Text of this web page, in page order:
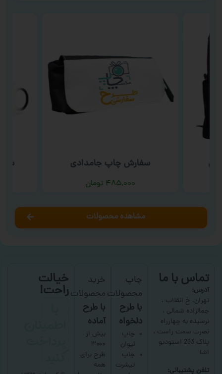
سفارش چاپ جامدادی
۴۸۵,۰۰۰ تومان
مشاهده محصولات
تماس با ما
آدرس:
تهران، خ انقلاب ،
جمالزاده شمالی ،
نرسیده به چهارراه
نصرت سمت راست ،
پلاک 263 استودیو
اشا
تلفن پشتیبانی:
چاپ
محصولات
با طرح
دلخواه
چاپ
لیوان
چاپ
تیشرت
خرید
محصولات
با طرح
آماده
بیش از
۳۰۰۰
طرح برای
همه
خیالت
راحت!